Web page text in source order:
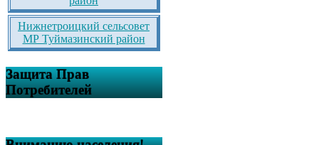
Нижнетроицкий сельсовет
МР Туймазинский район
Защита Прав
Потребителей